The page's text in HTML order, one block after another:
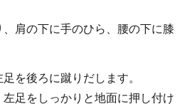
、肩の下に手のひら、腰の下に膝
を後ろに蹴りだします。
足をしっかりと地面に押し付け